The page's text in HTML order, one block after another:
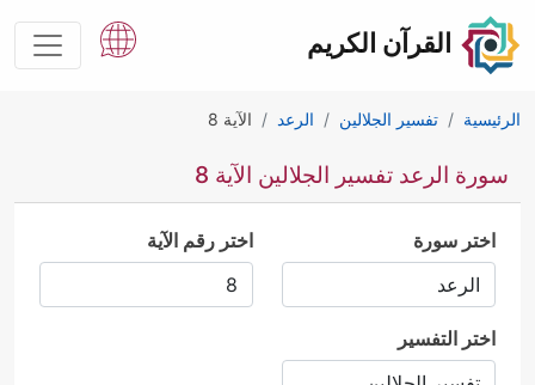
القرآن الكريم
الرئيسية تفسير الجلالين الرعد الآية 8
سورة الرعد تفسير الجلالين الآية 8
اختر سورة اختر رقم الآية
اختر التفسير